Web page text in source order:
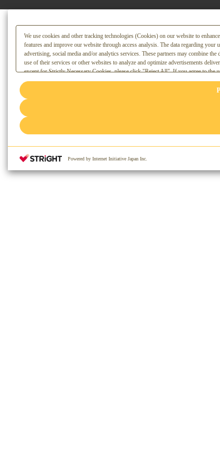
We use cookies and other tracking technologies (Cookies) on our website to
features and improve our website through access analysis. The data regarding
advertising, social media and/or analytics services. These partners may combine
use of their services or other websites to analyze and optimize advertisements
except for Strictly Necessary Cookies, please click "Reject All". If you agree to the
"Privacy Settings". You can change your consent or rejection settings at any time
Powered by Internet Initiative Japan Inc.